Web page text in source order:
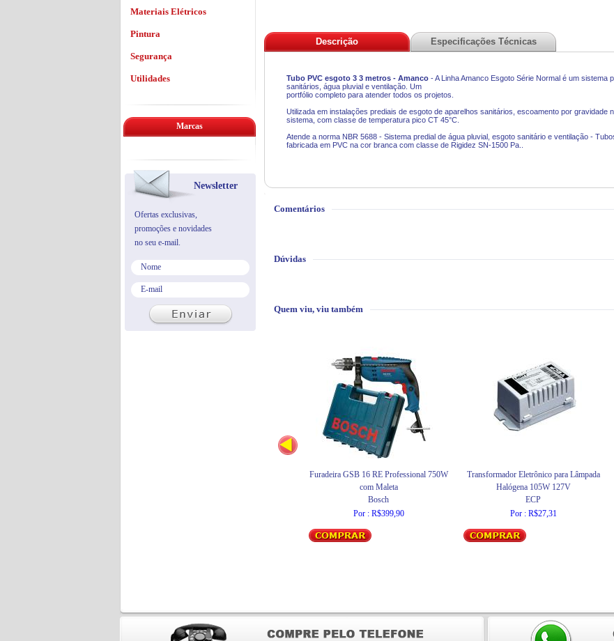
Descrição Especificações Técnicas
Tubo PVC esgoto 3 3 metros - Amanco - A Linha Amanco Esgoto Série Normal é um
sanitários, água pluvial e ventilação. Um
portfólio completo para atender todos os projetos.
Utilizada em instalações prediais de esgoto de aparelhos sanitários, escoamento por gravidade
sistema, com classe de temperatura pico CT 45°C.
Atende a norma NBR 5688 - Sistema predial de água pluvial, esgoto sanitário e ventilação -
fabricada em PVC na cor branca com classe de Rigidez SN-1500 Pa..
Comentários
Dúvidas
Quem viu, viu também
Furadeira GSB 16 RE Professional 750W
com Maleta
Bosch
Por : R$399,90
Transformador Eletrônico para Lâmpada
Halógena 105W 127V
ECP
Por : R$27,31
Materiais Elétricos
Pintura
Segurança
Utilidades
Marcas
Newsletter
Ofertas exclusivas,
promoções e novidades
no seu e-mail.